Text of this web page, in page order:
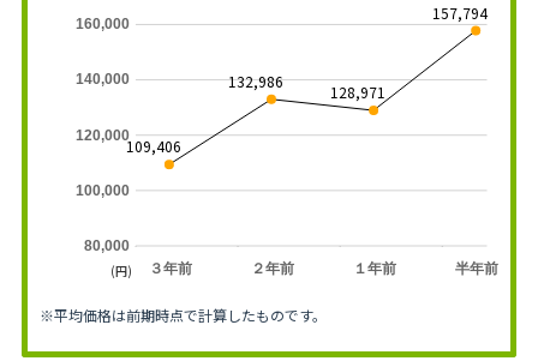
３年前 ２年前 １年前 半年前
80,000
100,000
120,000
140,000
160,000
109,406
132,986
128,971
157,794
(円)
※平均価格は前期時点で計算したものです。